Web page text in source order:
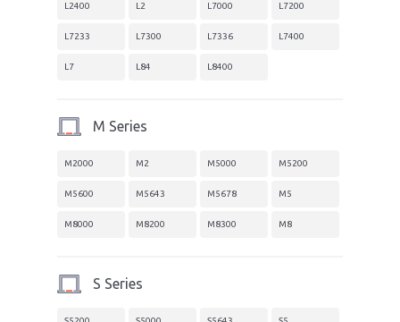
L2400 L2 L7000 L7200
L7233 L7300 L7336 L7400
L7 L84 L8400
M Series
M2000 M2 M5000 M5200
M5600 M5643 M5678 M5
M8000 M8200 M8300 M8
S Series